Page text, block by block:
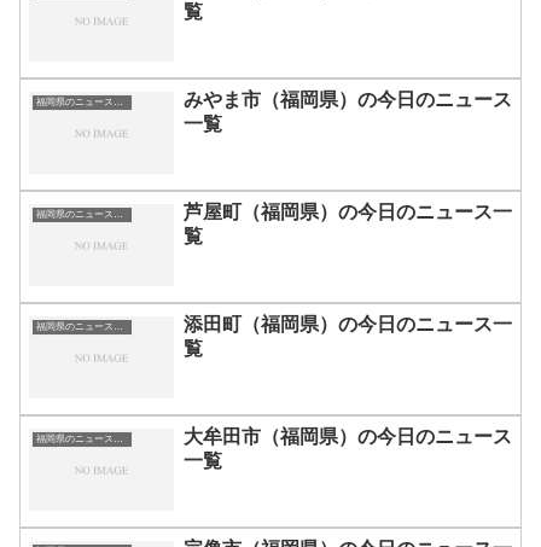
覧
福岡県のニュース一覧
みやま市（福岡県）の今日のニュース
一覧
福岡県のニュース一覧
芦屋町（福岡県）の今日のニュース一
覧
福岡県のニュース一覧
添田町（福岡県）の今日のニュース一
覧
福岡県のニュース一覧
大牟田市（福岡県）の今日のニュース
一覧